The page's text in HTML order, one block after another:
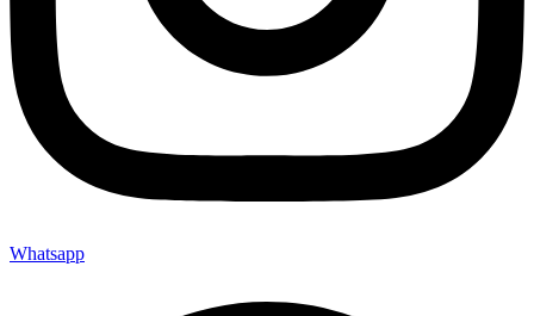
Whatsapp